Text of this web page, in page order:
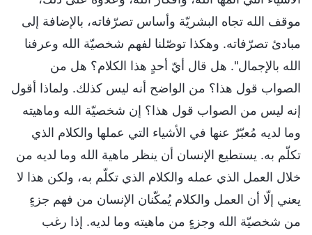
موقف الله تجاه البشريّة وأساس تصرّفاته، بالإضافة إلى
مبادئ تصرّفاته. وهكذا توصّلنا لفهم شخصيّة الله وعرفنا
الله بالإجمال". هل قال أيّ أحدٍ هذا الكلام؟ هل من
الصواب قول هذا؟ من الواضح أنه ليس كذلك. ولماذا أقول
إنه ليس من الصواب قول هذا؟ إن شخصيّة الله وماهيته
وما لديه مُعبّرٌ عنها في الأشياء التي عملها والكلام الذي
تكلّم به. يستطيع الإنسان أن ينظر ماهية الله وما لديه من
خلال العمل الذي عمله والكلام الذي تكلّم به، ولكن هذا لا
يعني إلّا أن العمل والكلام يُمكّنان الإنسان من فهم جزءٍ
من شخصيّة الله وجزءٍ من ماهيته وما لديه. إذا رغب